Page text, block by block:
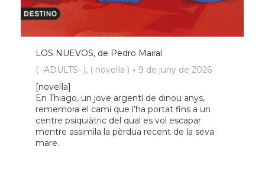
LOS NUEVOS, de Pedro Mairal
( -ADULTS- ), ( novel·la )
9 de juny de 2026
[novel·la]
En Thiago, un jove argentí de dinou anys,
rememora el camí que l’ha portat fins a un
centre psiquiàtric del qual es vol escapar
mentre assimila la pèrdua recent de la seva
mare.